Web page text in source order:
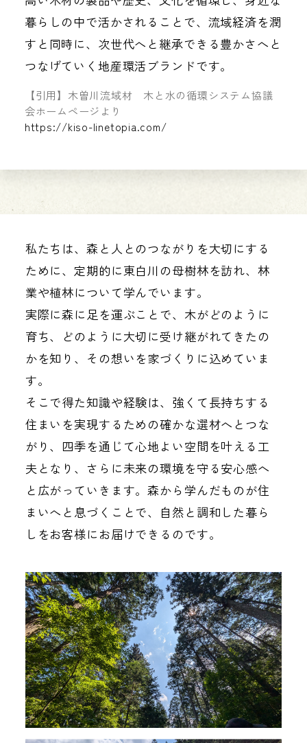
暮らしの中で活かされることで、流域経済を潤
すと同時に、次世代へと継承できる豊かさへと
つなげていく地産環活ブランドです。
【引用】木曽川流域材 木と水の循環システム協議
会ホームページより
https://kiso-linetopia.com/
私たちは、森と人とのつながりを大切にする
ために、定期的に東白川の母樹林を訪れ、林
業や植林について学んでいます。
実際に森に足を運ぶことで、木がどのように
育ち、どのように大切に受け継がれてきたの
かを知り、その想いを家づくりに込めていま
す。
そこで得た知識や経験は、強くて長持ちする
住まいを実現するための確かな選材へとつな
がり、四季を通じて心地よい空間を叶える工
夫となり、さらに未来の環境を守る安心感へ
と広がっていきます。森から学んだものが住
まいへと息づくことで、自然と調和した暮ら
しをお客様にお届けできるのです。